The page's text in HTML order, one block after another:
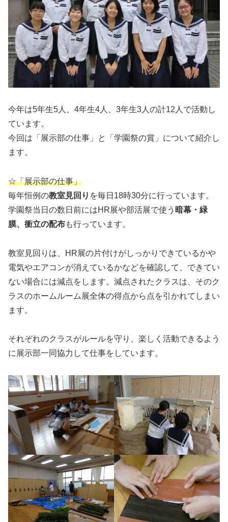
今年は5年生5人、4年生4人、3年生3人の計12人で活動し
ています。
今回は「展示部の仕事」と「学園祭の賞」について紹介し
ます。
☆「展示部の仕事」
毎年恒例の教室見回り を毎日18時30分に行っています。
学園祭当日の数日前にはHR展や部活展で使う 暗幕・緑
膜、衝立の配布も行っています。
教室見回りは、HR展の片付けがしっかりできているかや
電気やエアコンが消えているかなどを確認して、できてい
ない場合には減点をします。減点されたクラスは、そのク
ラスのホームルーム展全体の得点から点を引かれてしまい
ます。
それぞれのクラスがルールを守り、楽しく活動できるよう
に展示部一同協力して仕事をしています。